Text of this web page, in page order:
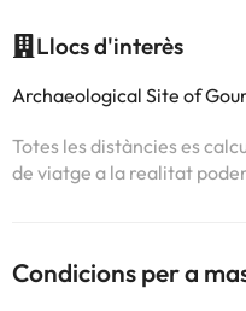
Llocs d'interès
Archaeological Site of
Totes les distàncies es
de viatge a la realitat
Condicions per a